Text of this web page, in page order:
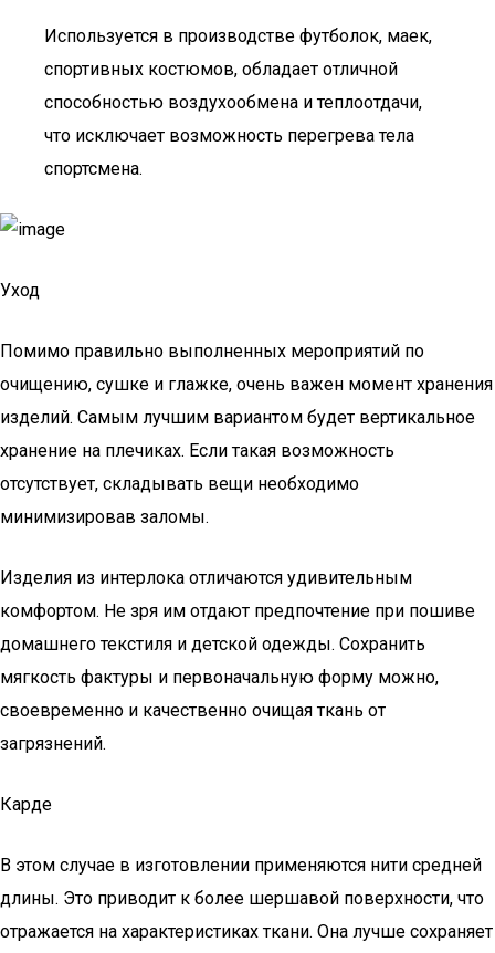
Используется в производстве футболок, маек,
спортивных костюмов, обладает отличной
способностью воздухообмена и теплоотдачи,
что исключает возможность перегрева тела
спортсмена.
Уход
Помимо правильно выполненных мероприятий по
очищению, сушке и глажке, очень важен момент хранения
изделий. Самым лучшим вариантом будет вертикальное
хранение на плечиках. Если такая возможность
отсутствует, складывать вещи необходимо
минимизировав заломы.
Изделия из интерлока отличаются удивительным
комфортом. Не зря им отдают предпочтение при пошиве
домашнего текстиля и детской одежды. Сохранить
мягкость фактуры и первоначальную форму можно,
своевременно и качественно очищая ткань от
загрязнений.
Карде
В этом случае в изготовлении применяются нити средней
длины. Это приводит к более шершавой поверхности, что
отражается на характеристиках ткани. Она лучше сохраняет